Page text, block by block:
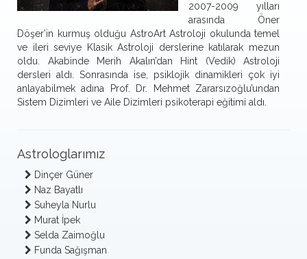
2007-2009 yılları
arasında Öner
Döşer’in kurmuş olduğu AstroArt Astroloji okulunda temel
ve ileri seviye Klasik Astroloji derslerine katılarak mezun
oldu. Akabinde Merih Akalın’dan Hint (Vedik) Astroloji
dersleri aldı. Sonrasında ise, psiklojik dinamikleri çok iyi
anlayabilmek adına Prof. Dr. Mehmet Zararsızoğlu’undan
Sistem Dizimleri ve Aile Dizimleri psikoterapi eğitimi aldı.
medya mecralarını (Twitter, facebook, instagram, Youtube)
astrolojik bilgiler vermek adına aktif bir şekilde kullanmakta.
Bir yandan da herkese astroloji öğretmeye çalışmak gibi
deli bir çabası bulunmakta. Kendisine ait şu ana kadar 6
kitabı bulunan Dinçer Güner, yıllardır profesyonel olarak
Astroloji Eğitimleri vermekte. Bunların yanı sıra seminerlere
konuşmacı olarak katılmakta. “Zamanlamanın Gücü” ismini
marka haline getirmiş ve bu isimde 4 yıldır kitap çıkarmakta.
Astrologlarımız
Dinçer Güner
Naz Bayatlı
Suheyla Nurlu
Murat İpek
Selda Zaimoğlu
Funda Sağışman